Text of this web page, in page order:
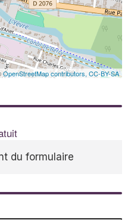
OpenStreetMap contributors, CC-BY-SA
du formulaire